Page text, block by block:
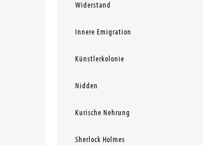
Widerstand
Innere Emigration
Künstlerkolonie
Nidden
Kurische Nehrung
Sherlock Holmes